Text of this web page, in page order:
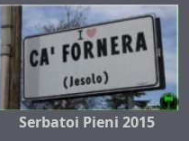
Serbatoi Pieni 2015